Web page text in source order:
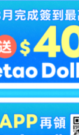
１円★MUTSUMI
HONMA ムツミ
鳳凰 -NEW
高反発 チタンドラ
ー ブラックIP 10.5
4,180円
HK 219.5